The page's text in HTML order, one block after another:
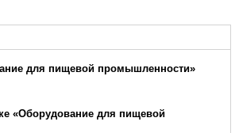
для пищевой промышленности»
«Оборудование для пищевой